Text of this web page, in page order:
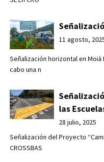
11 agosto,
Señalización horizontal en Moià
cabo una n
las
28 julio, 2025
Señalización del Proyecto
CROSSBAS